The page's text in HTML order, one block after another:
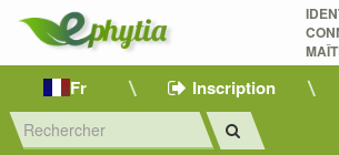
Fr Inscription